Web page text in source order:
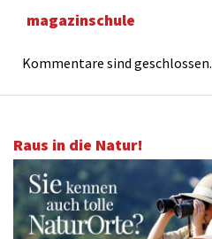
magazinschule
Kommentare sind geschlossen.
Raus in die Natur!